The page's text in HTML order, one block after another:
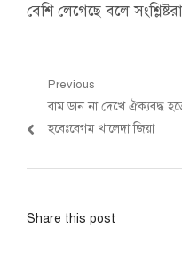
বেশি লেগেছে বলে
Post
navigation
Previous
Previous
post:
বাম ডান না দেখে ঐক্যবদ্ধ
হবেঃবেগম খালেদা জিয়া
Share this post